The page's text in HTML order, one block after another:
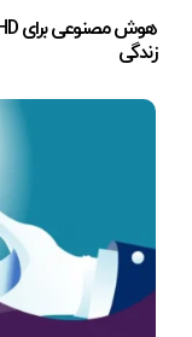
هوش مصنوعی برای ADHD: راهکاری نوین برای مدیریت تمرکز و بهبود
زندگی